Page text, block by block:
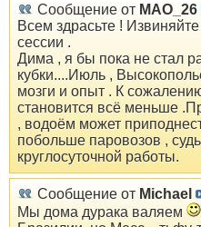
Сообщение от MAO_26
Всем здрасьте !
сессии .
Дима , я бы пока не стал
кубки....Июль ,
мозги и опыт . К
становится всё меньше
, водоём может
побольше паровозов ,
круглосуточной работы.
Сообщение от Michael
Мы дома дурака валяем